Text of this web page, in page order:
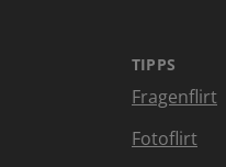
TIPPS
Fragenflirt
Fotoflirt